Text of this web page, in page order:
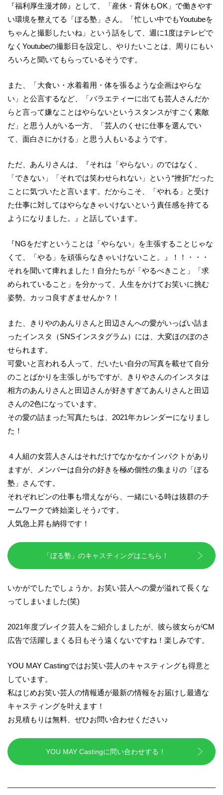
『福利厚生漫才師』として、「産休・育休もOK」で働きやす
い環境を整えてる「ぼる塾」さん。「忙しい中でもYoutubeを
ちゃんと撮影したいね」という話をして、週に1度はテレビで
なくYoutubeの撮影日を設定し、やりたいことは、周りにもい
ろいろと聞いてもらっているそうです。
また、「大食い・水着着用・体を張るような企画はやらな
い」と公言するなど、「バラエティーに出ても芸人さんだか
らと言って嫌なことはやらないというスタンスがすごく素敵
だ」と思う人がいる一方、「芸人のくせに仕事を選んでい
て、面白さにかける」と思う人もいるようです。
ただ、あんりさんは、『それは「やらない」のではなく、
「できない」「それでは笑わせられない」という“挫折”だった
ことに気づいたと言います。だからこそ、「やれる」と受け
た仕事に対してはやらなきゃいけないという責任感を持てる
ようになりました。』と話しています。
『NGをだすということは「やらない」を主張することじゃな
くて、「やる」を頑張らなきゃいけないこと。』！！・・・
それを聞いて痺れました！自分たちが「やるべきこと」「求
められていること」を分かって、人生をかけてお笑いに挑む
姿勢。カッコ良すぎませんか？！
また、きりやのあんりさんと田辺さんへの愛がいっぱい詰ま
ったインスタ（SNSインスタグラム）には、大変ほのぼのさ
せられます。
可愛いと言われる人って、だいたい自分の写真を載せて自分
のことばかりを主張しがちですが、きりやさんのインスタは
相方のあんりさんと田辺さんが好きすぎてあんりさんと田辺
さんの2色になっています。
その愛の詰まった写真たちは、2021年カレンダーになりまし
た！
４人組の女芸人さんはそれだけでなかなかインパクトがあり
ますが、メンバーは自分の好きを極め個性の集まりの「ぼる
塾」さんです。
それぞれピンの仕事も増えながら、一緒にいる時は抜群のチ
ームワークで終始楽しそう♪です。
人気急上昇も納得です！
「ぼる塾」のキャスティングはこちら！
いかがでしたでしょうか。お笑い芸人への愛が溢れて長くな
ってしまいました(笑)
2021年度ブレイク芸人をご紹介しましたが、彼ら彼女らがCM
広告で活躍しまくる日もそう遠くないですね！楽しみです。
YOU MAY Castingではお笑い芸人のキャスティングも得意と
しています。
私はじめお笑い芸人の情報通が最新の情報をお届けし最適な
キャスティングを叶えます！
お見積もりは無料、ぜひお問い合わせください♪
YOU MAY Castingに問い合わせする！